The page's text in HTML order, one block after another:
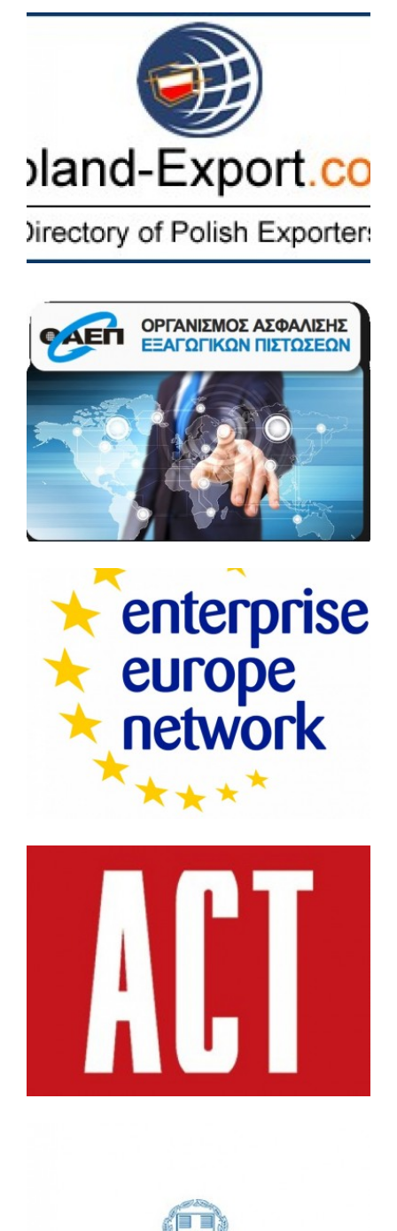
Poland-Export
Οργανισμός Ασφάλισης Εξαγωγικών Πιστώσεων
Enterprise europe network